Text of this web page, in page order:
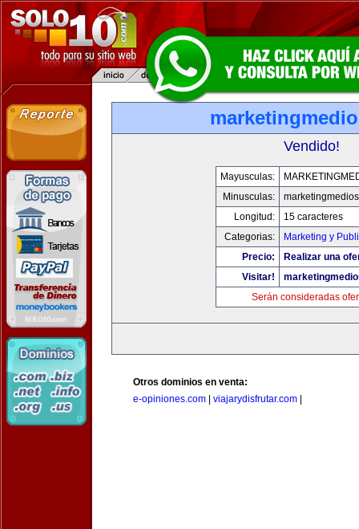
Vendido!
Mayusculas:
Minusculas:
Longitud:
15 caracteres
Categorias:
Marketing y
Precio:
Realizar una
Visitar!
Serán consideradas
Otros dominios en venta:
e-opiniones.com
viajarydisfrutar.com